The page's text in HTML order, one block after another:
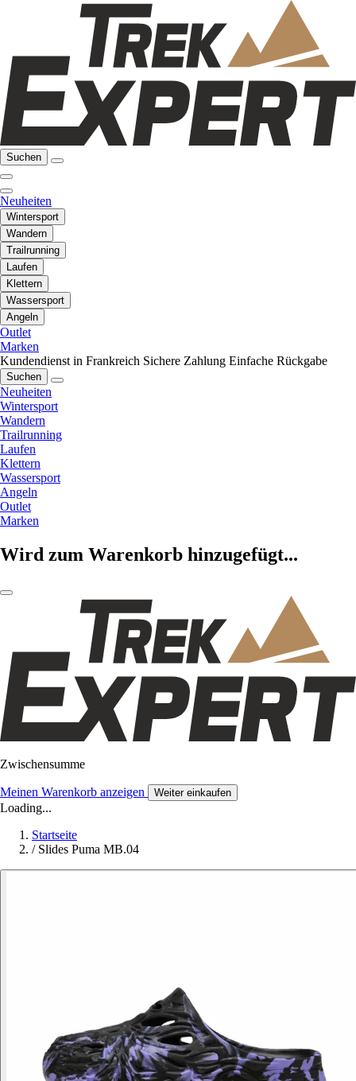
Suchen
Neuheiten
Wintersport
Wandern
Trailrunning
Laufen
Klettern
Wassersport
Angeln
Outlet
Marken
Kundendienst in Frankreich Sichere Zahlung Einfache Rückgabe
Suchen
Neuheiten
Wintersport
Wandern
Trailrunning
Laufen
Klettern
Wassersport
Angeln
Outlet
Marken
Wird zum Warenkorb hinzugefügt...
Zwischensumme
Meinen Warenkorb anzeigen Weiter einkaufen
Loading...
Startseite
/ Slides Puma MB.04